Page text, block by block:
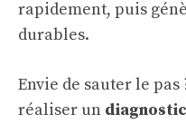
rapidement, puis
durables.
Envie de sauter le
réaliser un